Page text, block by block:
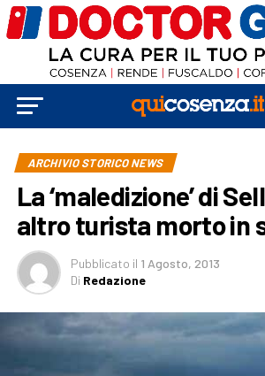
ARCHIVIO STORICO NEWS
La ‘maledizione’ di
altro turista morto in
Pubblicato il 1 Agosto, 2013
Di Redazione